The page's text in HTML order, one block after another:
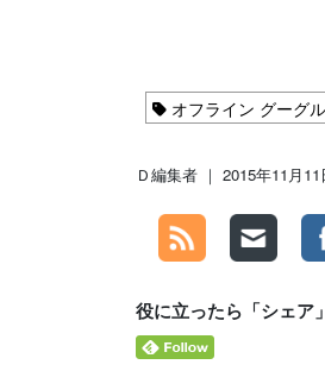
オフライン グーグ
Ｄ編集者 ｜ 2015年11月11
役に立ったら「シェア